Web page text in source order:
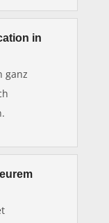
in
ganz